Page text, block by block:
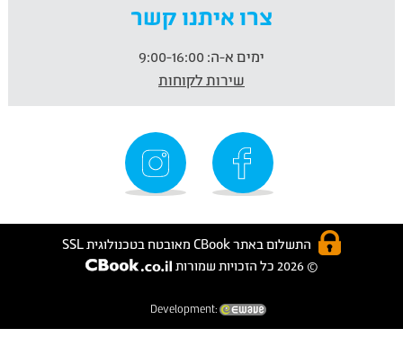
צרו איתנו קשר
ימים א-ה:
שירות לקוחות
התשלום באתר CBook מאובטח בטכנולוגית SSL
© 2026 כל הזכויות שמורות
Development: